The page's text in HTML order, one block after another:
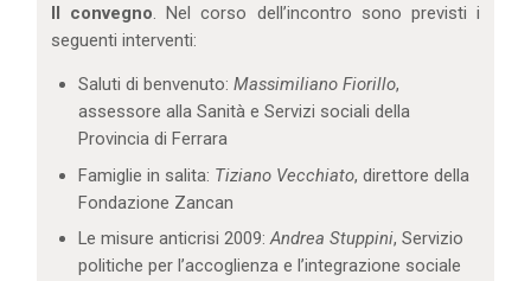
Il convegno . Nel corso dell’incontro sono previsti i
seguenti interventi:
Saluti di benvenuto: Massimiliano Fiorillo,
assessore alla Sanità e Servizi sociali della
Provincia di Ferrara
Famiglie in salita: Tiziano Vecchiato, direttore della
Fondazione Zancan
Le misure anticrisi 2009:Andrea Stuppini, Servizio
politiche per l’accoglienza e l’integrazione sociale